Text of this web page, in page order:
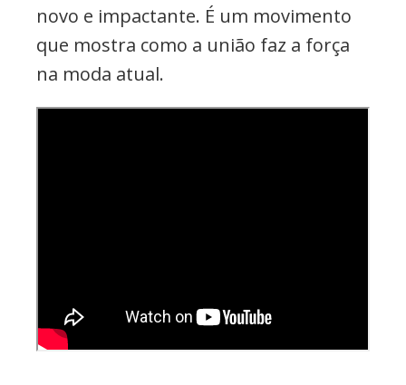
novo e impactante. É um movimento
que mostra como a união faz a força
na moda atual.